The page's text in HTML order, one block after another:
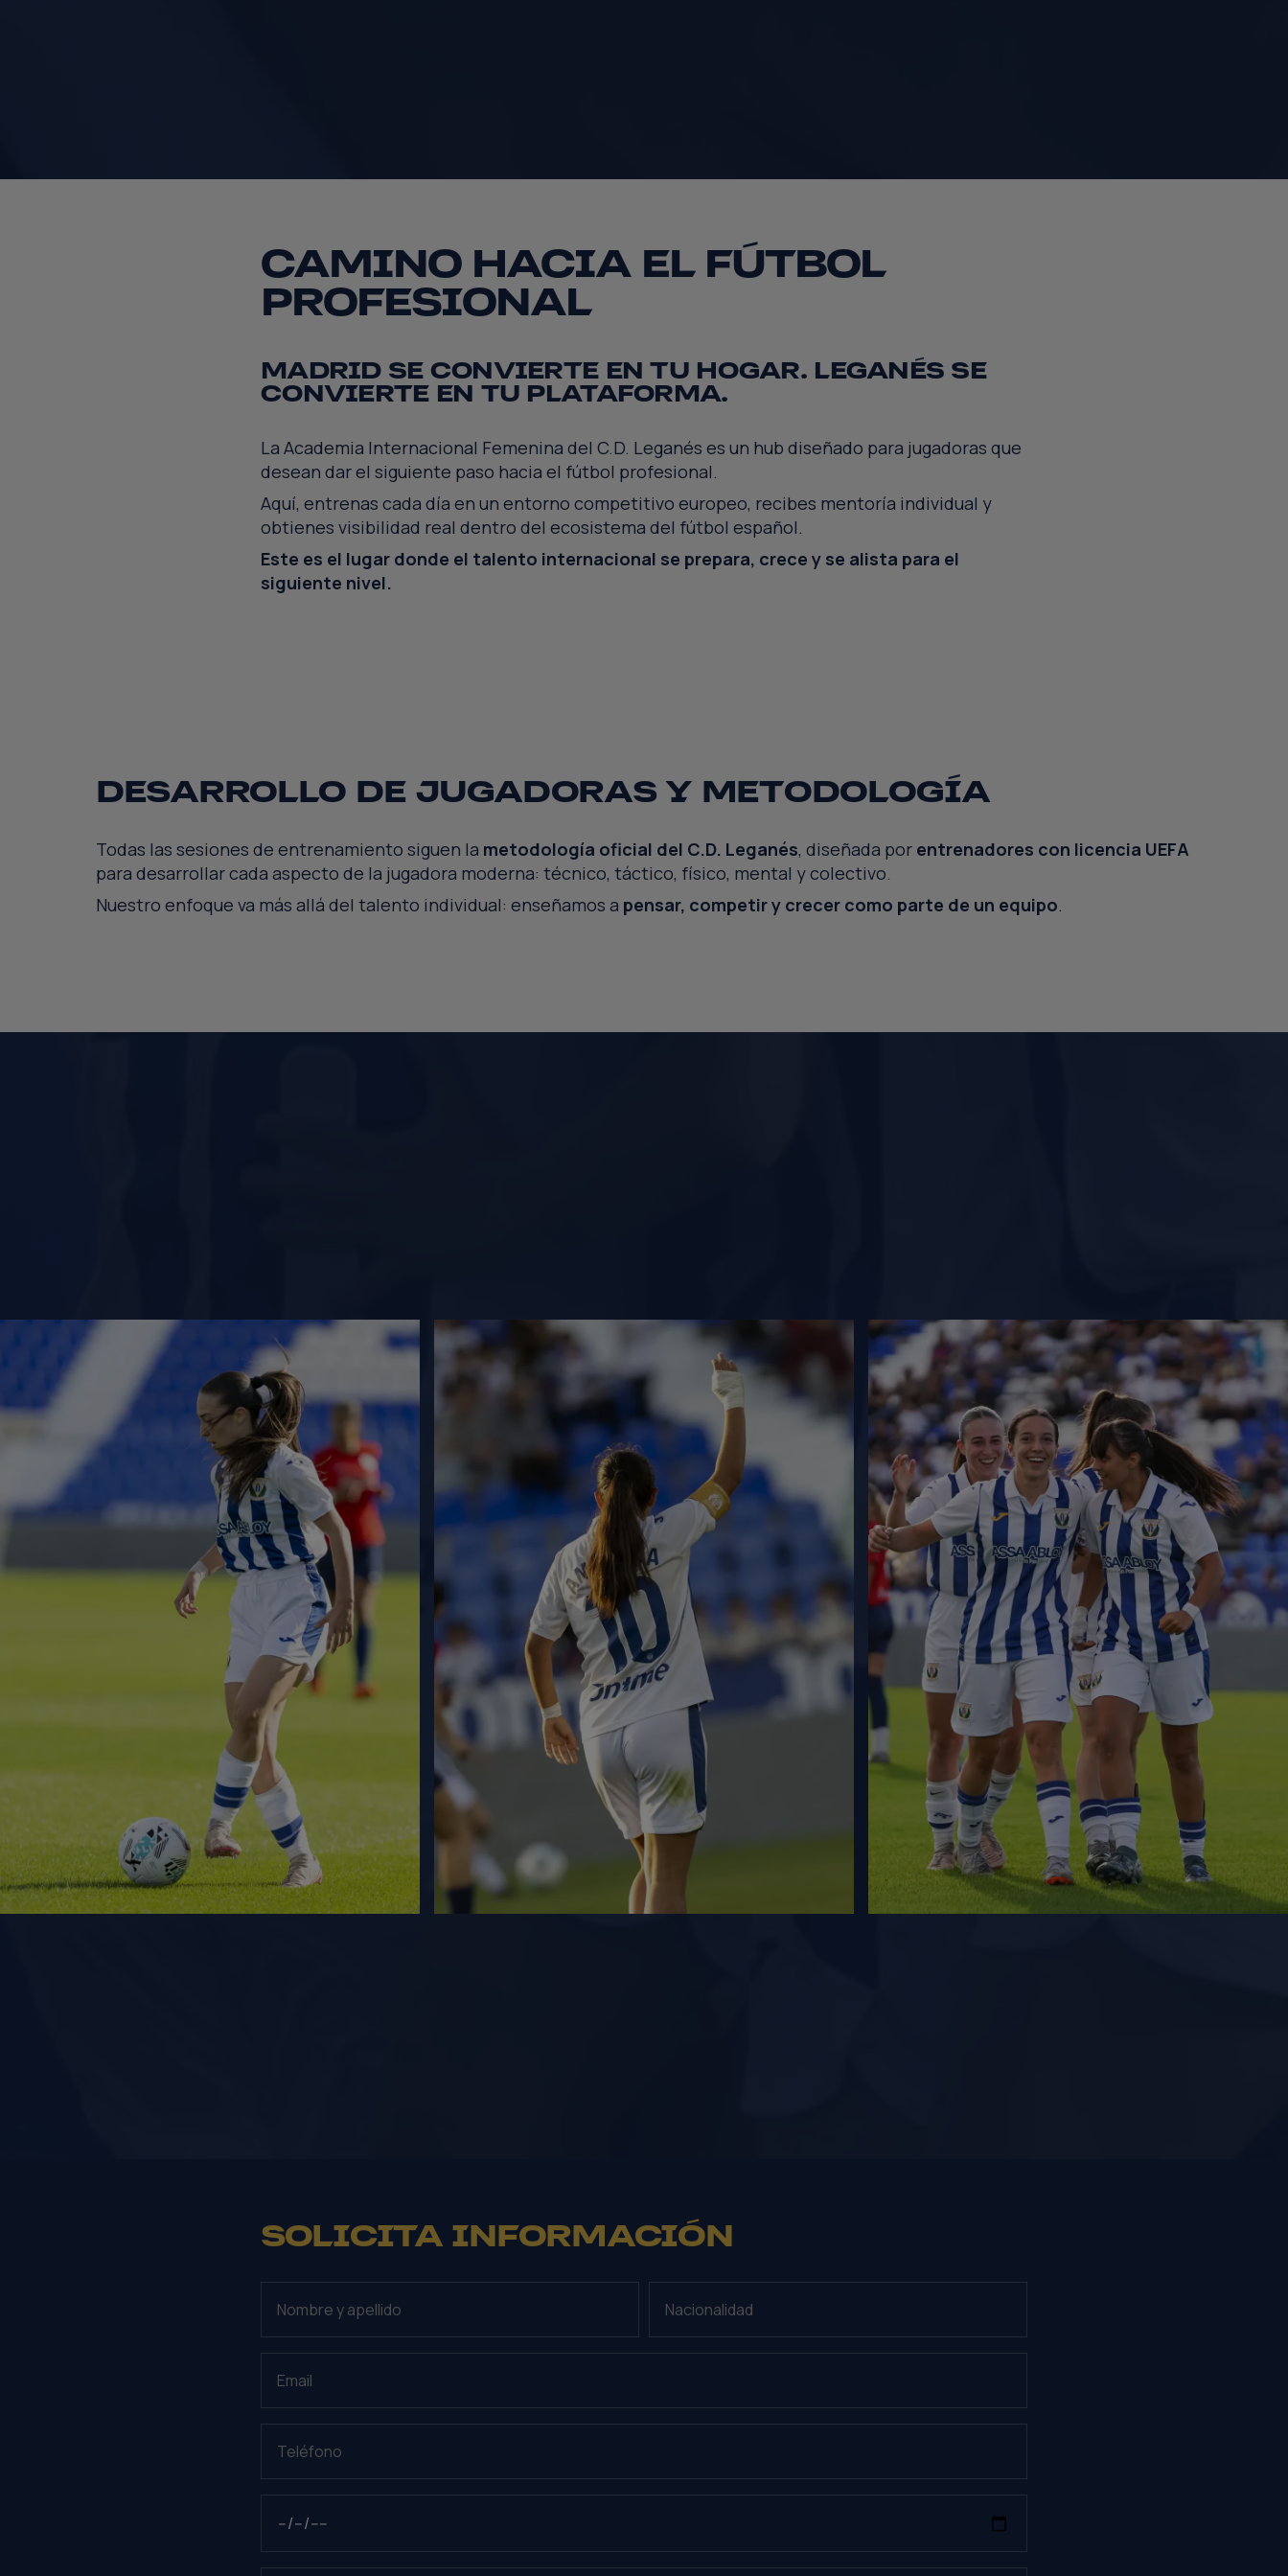
CAMINO HACIA EL FÚTBOL
PROFESIONAL
MADRID SE CONVIERTE EN TU HOGAR. LEGANÉS SE
CONVIERTE EN TU PLATAFORMA.
La Academia Internacional Femenina del C.D. Leganés es un hub diseñado para jugadoras que
desean dar el siguiente paso hacia el fútbol profesional.
Aquí, entrenas cada día en un entorno competitivo europeo, recibes mentoría individual y
obtienes visibilidad real dentro del ecosistema del fútbol español.
Este es el lugar donde el talento internacional se prepara, crece y se alista para el
siguiente nivel.
EL ÚLTIMO
DESARROLLO DE JUGADORAS Y METODOLOGÍA
Todas las sesiones de entrenamiento siguen la metodología oficial del C.D. Leganés, diseñada por entrenadores con licencia UEFA
para desarrollar cada aspecto de la jugadora moderna: técnico, táctico, físico, mental y colectivo.
Nuestro enfoque va más allá del talento individual: enseñamos a pensar, competir y crecer como parte de un equipo.
SOLICITA INFORMACIÓN
NOMBRE Y APELLIDO NACIONALIDAD
EMAIL
TELÉFONO
FECHA DE NACIMIENTO
PROGRAMA